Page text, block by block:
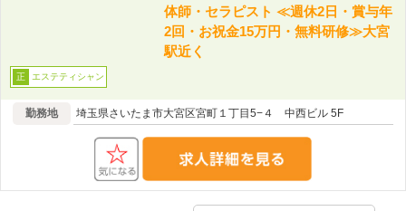
体師・セラピスト ≪週休2日・賞与年
2回・お祝金15万円・無料研修≫大宮
駅近く
正 エステティシャン
勤務地 埼玉県さいたま市大宮区宮町１丁目5−４ 中西ビル 5F